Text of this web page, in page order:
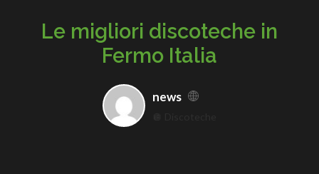
Le migliori discoteche in
Fermo Italia
news